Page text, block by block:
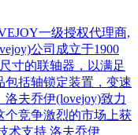
一级授权代理商,
公司成立于1900
寸的联轴器，以满足
包括轴锁定装置，变速
夫乔伊(lovejoy)致力
个竞争激烈的市场上获
术支持 洛夫乔伊